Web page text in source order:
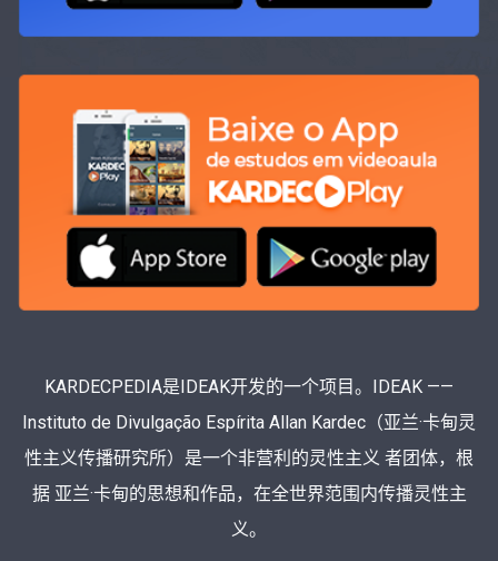
KARDECPEDIA是IDEAK开发的一个项目。IDEAK ——
Instituto de Divulgação Espírita Allan Kardec（亚兰·卡甸灵
性主义传播研究所）是一个非营利的灵性主义 者团体，根
据 亚兰·卡甸的思想和作品，在全世界范围内传播灵性主
义。